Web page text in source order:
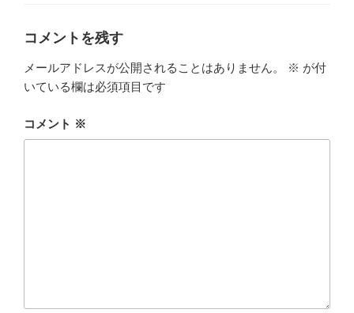
コメントを残す
メールアドレスが公開されることはありません。 ※ が付
いている欄は必須項目です
コメント ※